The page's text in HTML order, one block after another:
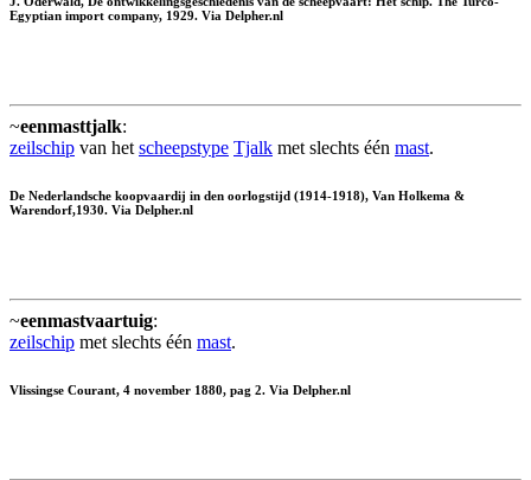
Egyptian import company, 1929. Via Delpher.nl
~eenmasttjalk:
zeilschip van het scheepstype Tjalk met slechts één mast.
De Nederlandsche koopvaardij in den oorlogstijd (1914-1918), Van Holkema &
Warendorf,1930. Via Delpher.nl
~eenmastvaartuig:
zeilschip met slechts één mast.
Vlissingse Courant, 4 november 1880, pag 2. Via Delpher.nl